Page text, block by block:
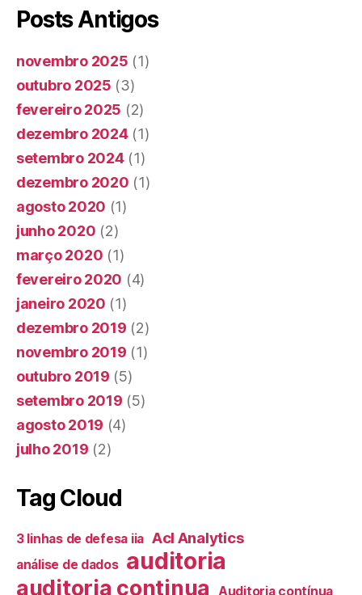
Posts Antigos
novembro 2025 (1)
outubro 2025 (3)
fevereiro 2025 (2)
dezembro 2024(1)
setembro 2024(1)
dezembro 2020 (1)
agosto 2020 (1)
junho 2020 (2)
março 2020 (1)
fevereiro 2020 (4)
janeiro 2020 (1)
dezembro 2019 (2)
novembro 2019 (1)
outubro 2019 (5)
setembro 2019 (5)
agosto 2019 (4)
julho 2019 (2)
Tag Cloud
3 linhas de defesa iia Acl Analytics
análise de dados auditoria
auditoria continua Auditoria contínua